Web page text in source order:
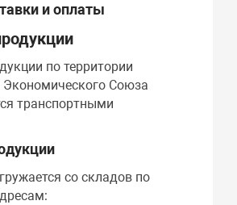
и оплаты
по территории
Экономического Союза
транспортными
со складов по